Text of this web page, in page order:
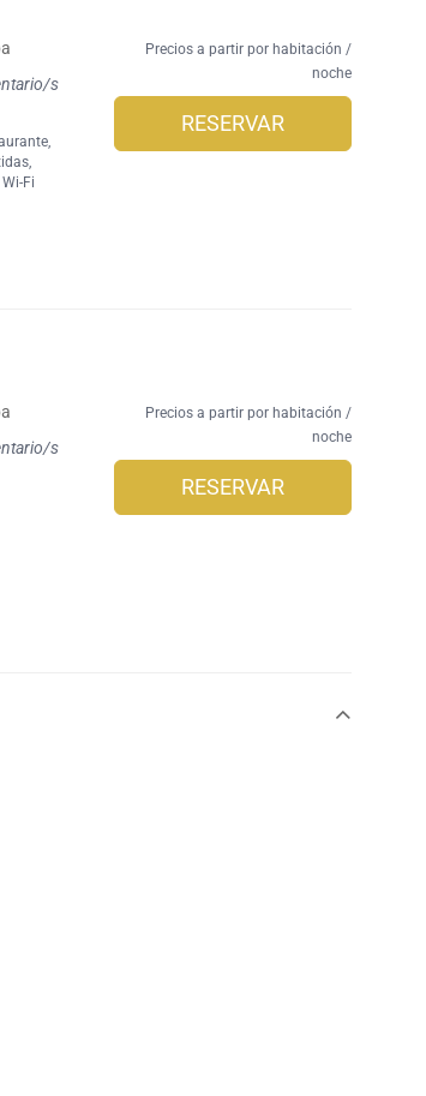
s
,
,
Fi
Precios a partir por habitación /
noche
RESERVAR
s
Precios a partir por habitación /
noche
RESERVAR